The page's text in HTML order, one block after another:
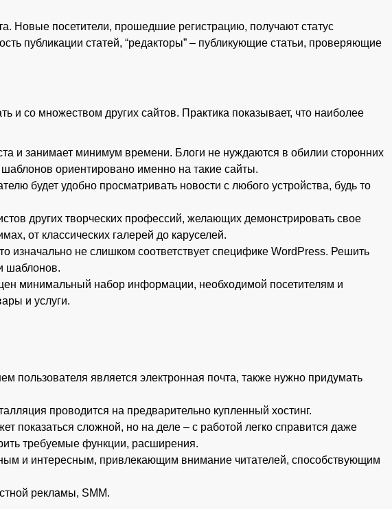
Новые посетители, прошедшие регистрацию, получают статус
публикации статей, “редакторы” – публикующие статьи, проверяющие
и со множеством других сайтов. Практика показывает, что наиболее
и занимает минимум времени. Блоги не нуждаются в обилии сторонних
ориентировано именно на такие сайты.
будет удобно просматривать новости с любого устройства, будь то
других творческих профессий, желающих демонстрировать свое
от классических галерей до каруселей.
изначально не слишком соответствует специфике WordPress. Решить
шаблонов.
минимальный набор информации, необходимой посетителям и
и услуги.
пользователя является электронная почта, также нужно придумать
проводится на предварительно купленный хостинг.
показаться сложной, но на деле – с работой легко справится даже
требуемые функции, расширения.
и интересным, привлекающим внимание читателей, способствующим
рекламы, SMM.